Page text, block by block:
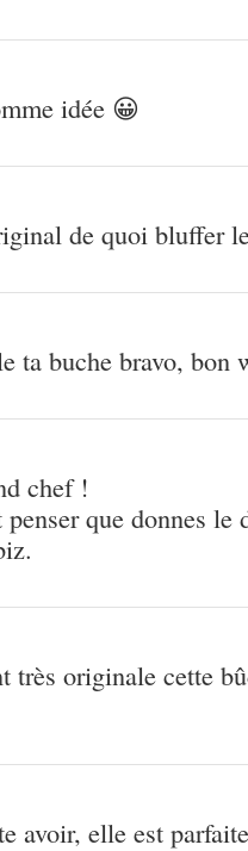
idée 😀
de quoi bluffer
ta buche bravo, bon
chef !
que donnes le
très originale cette
avoir, elle est